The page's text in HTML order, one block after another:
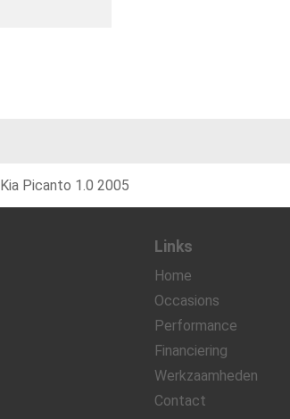
Kia Picanto 1.0 2005
Links
Home
Occasions
Performance
Financiering
Werkzaamheden
Contact